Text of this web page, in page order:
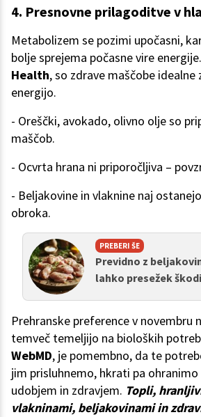
4. Presnovne prilagoditve v
Metabolizem se pozimi upočasni,
bolje sprejema počasne vire
Health, so zdrave maščobe
energijo.
- Oreščki, avokado, olivno olje so
maščob.
- Ocvrta hrana ni priporočljiva –
- Beljakovine in vlaknine naj
obroka.
PREBERI ŠE
Previdno z
lahko presežek
Prehranske preference v novembru
temveč temeljijo na bioloških
WebMD, je pomembno, da te
jim prisluhnemo, hkrati pa
udobjem in zdravjem. Topli,
vlakninami, beljakovinami in